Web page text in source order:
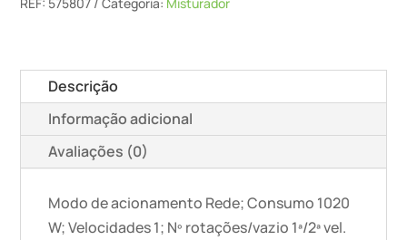
Descrição
Informação adicional
Avaliações (0)
Modo de acionamento Rede; Consumo 1020
W; Velocidades 1; Nº rotações/vazio 1ª/2ª vel.